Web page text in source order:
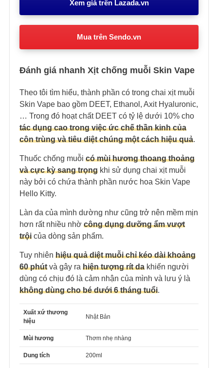
Xem giá trên Lazada.vn
Mua trên Sendo.vn
Đánh giá nhanh Xịt chống muỗi Skin Vape
Theo tôi tìm hiểu, thành phần có trong chai xịt muỗi
Skin Vape bao gồm DEET, Ethanol, Axit Hyaluronic,
… Trong đó hoạt chất DEET có tỷ lệ dưới 10% cho
tác dụng cao trong việc ức chế thần kinh của
côn trùng và tiêu diệt chúng một cách hiệu quả.
Thuốc chống muỗi có mùi hương thoang thoảng
và cực kỳ sang trọng khi sử dụng chai xịt muỗi
này bởi có chứa thành phần nước hoa Skin Vape
Hello Kitty.
Làn da của mình dường như cũng trở nên mềm mịn
hơn rất nhiều nhờ công dụng dưỡng ẩm vượt
trội của dòng sản phẩm.
Tuy nhiên hiệu quả diệt muỗi chỉ kéo dài khoảng
60 phút và gây ra hiện tượng rít da khiến người
dùng có chịu đó là cảm nhận của mình và lưu ý là
không dùng cho bé dưới 6 tháng tuổi.
Xuất xứ thương
hiệu
Nhật Bản
Mùi hương Thơm nhẹ nhàng
Dung tích 200ml